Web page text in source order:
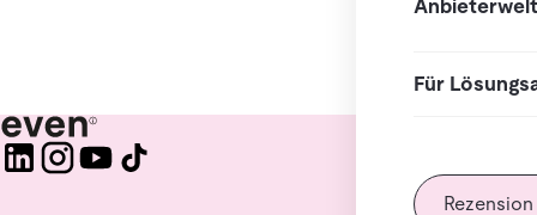
Anbieterwelt
Für